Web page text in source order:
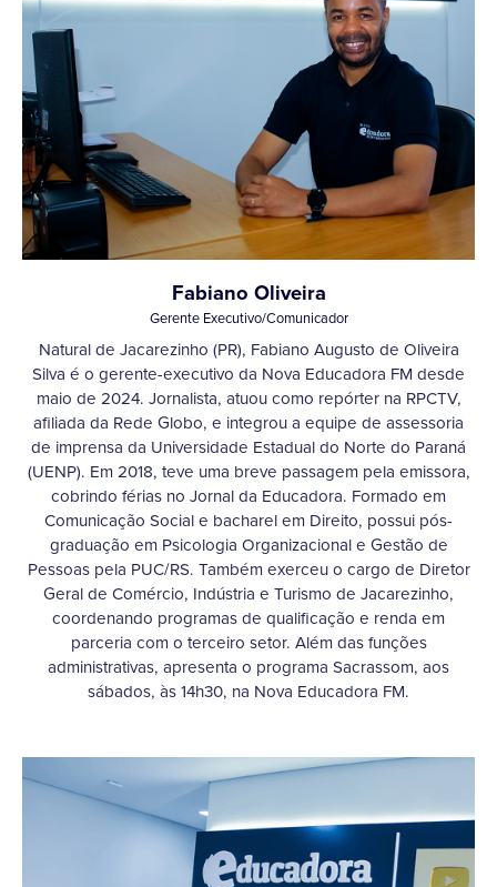
Fabiano Oliveira
Gerente Executivo/Comunicador
Natural de Jacarezinho (PR), Fabiano Augusto de Oliveira
Silva é o gerente-executivo da Nova Educadora FM desde
maio de 2024. Jornalista, atuou como repórter na RPCTV,
afiliada da Rede Globo, e integrou a equipe de assessoria
de imprensa da Universidade Estadual do Norte do Paraná
(UENP). Em 2018, teve uma breve passagem pela emissora,
cobrindo férias no Jornal da Educadora. Formado em
Comunicação Social e bacharel em Direito, possui pós-
graduação em Psicologia Organizacional e Gestão de
Pessoas pela PUC/RS. Também exerceu o cargo de Diretor
Geral de Comércio, Indústria e Turismo de Jacarezinho,
coordenando programas de qualificação e renda em
parceria com o terceiro setor. Além das funções
administrativas, apresenta o programa Sacrassom, aos
sábados, às 14h30, na Nova Educadora FM.